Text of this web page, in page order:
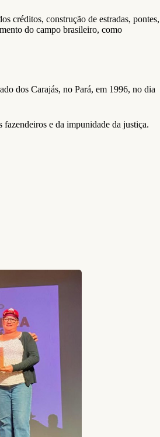
créditos, construção de estradas, pontes,
do campo brasileiro, como
dos Carajás, no Pará, em 1996, no dia
e da impunidade da justiça.